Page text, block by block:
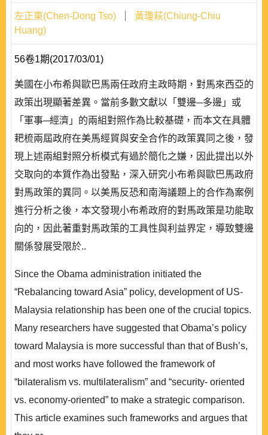
左正東(Chen-Dong Tso)
黃瓊萩(Chiung-Chiu
Huang)
56卷1期(2017/03/01)
美國在小布希與歐巴馬兩任政府主政時期，對馬來西亞的
政策出現顯著差異。當前多數文獻以「雙邊─多邊」或
「軍事─經濟」的兩組對照作為比較基礎，而本文在具體
耙梳兩屆政府在美馬經貿與安全合作的政策異同之後，發
現上述兩組對照分析模式有過於簡化之嫌，因此提出以外
交取向的本質作為出發點，深入研究小布希與歐巴馬政府
對馬政策的異同。以美馬反恐和南海議題上的合作為案例
進行分析之後，本文發現小布希政府的對馬政策是功能取
向的，因此著重對馬政策的工具性與利益界定，導致雙邊
關係發展受限於..
Since the Obama administration initiated the
“Rebalancing toward Asia” policy, development of US-
Malaysia relationship has been one of the crucial topics.
Many researchers have suggested that Obama’s policy
toward Malaysia is more successful than that of Bush’s,
and most works have followed the framework of
“bilateralism vs. multilateralism” and “security- oriented
vs. economy-oriented” to make a strategic comparison.
This article examines such frameworks and argues that